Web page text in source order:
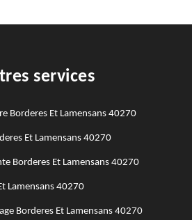
services
Borderes Et Lamensans 40270
Et Lamensans 40270
Borderes Et Lamensans 40270
Lamensans 40270
Borderes Et Lamensans 40270